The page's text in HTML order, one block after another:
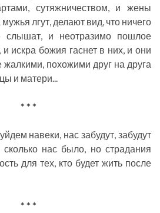
сутяжничеством, и жены
лгут, делают вид, что ничего
слышат, и неотразимо пошлое
и искра божия гаснет в них, и они
жалкими, похожими друг на друга
и матери...
* * *
навеки, нас забудут, забудут
нас было, но страдания
для тех, кто будет жить после
* * *